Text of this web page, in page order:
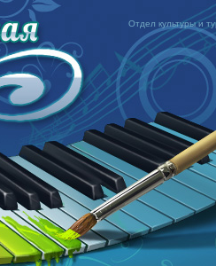
Отдел культуры и